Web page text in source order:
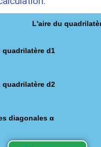
L'aire du
quadrilatère d1
quadrilatère d2
diagonales α